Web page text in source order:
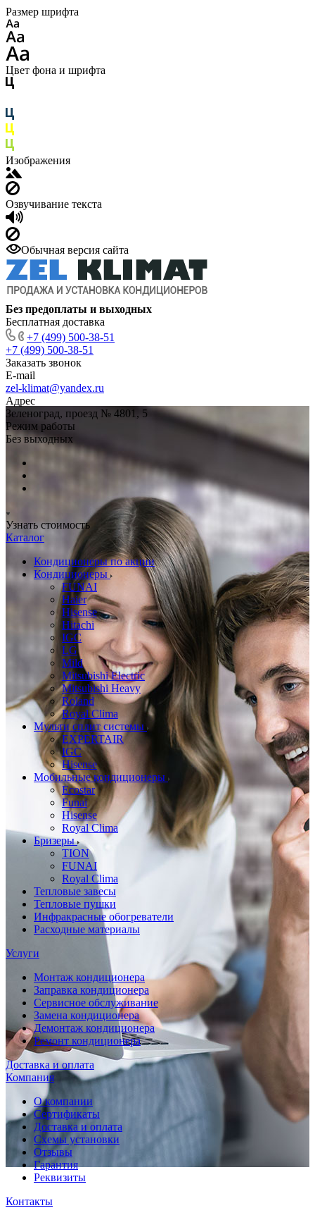
Размер шрифта
Цвет фона и шрифта
Изображения
Озвучивание текста
Обычная версия сайта
Без предоплаты и выходных
Бесплатная доставка
+7 (499) 500-38-51
+7 (499) 500-38-51
Заказать звонок
E-mail
zel-klimat@yandex.ru
Адрес
Зеленоград, проезд № 4801, 5
Режим работы
Без выходных
Узнать стоимость
Каталог
Кондиционеры по акции
Кондиционеры
FUNAI
Haier
Hisense
Hitachi
IGC
LG
Mild
Mitsubishi Electric
Mitsubishi Heavy
Roland
Royal Clima
Мульти сплит системы
EXPERTAIR
IGC
Hisense
Мобильные кондиционеры
Ecostar
Funai
Hisense
Royal Clima
Бризеры
TION
FUNAI
Royal Clima
Тепловые завесы
Тепловые пушки
Инфракрасные обогреватели
Расходные материалы
Услуги
Монтаж кондиционера
Заправка кондиционера
Сервисное обслуживание
Замена кондиционера
Демонтаж кондиционера
Ремонт кондиционера
Доставка и оплата
Компания
О компании
Сертификаты
Доставка и оплата
Схемы установки
Отзывы
Гарантия
Реквизиты
Контакты